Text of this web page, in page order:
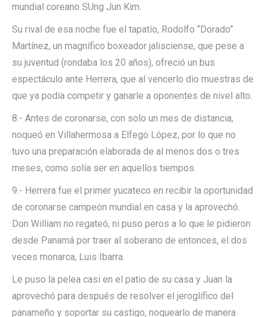
mundial coreano SUng Jun Kim.
Su rival de esa noche fue el tapatío, Rodolfo “Dorado”
Martínez, un magnífico boxeador jalisciense, que pese a
su juventud (rondaba los 20 años), ofreció un bus
espectáculo ante Herrera, que al vencerlo dio muestras de
que ya podía competir y ganarle a oponentes de nivel alto.
8.- Antes de coronarse, con solo un mes de distancia,
noqueó en Villahermosa a Elfego López, por lo que no
tuvo una preparación elaborada de al menos dos o tres
meses, como solía ser en aquellos tiempos.
9.- Herrera fue el primer yucateco en recibir la oportunidad
de coronarse campeón mundial en casa y la aprovechó.
Don William no regateó, ni puso peros a lo que le pidieron
desde Panamá por traer al soberano de entonces, el dos
veces monarca, Luis Ibarra.
Le puso la pelea casi en el patio de su casa y Juan la
aprovechó para después de resolver el jeroglífico del
panameño y soportar su castigo, noquearlo de manera